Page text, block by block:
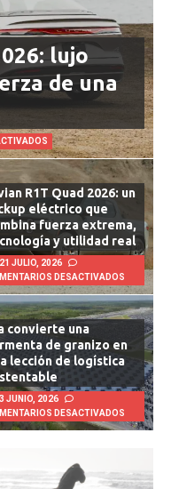
lujo
de una
R1T Quad 2026: un
eléctrico que
fuerza extrema,
y utilidad real
21 JULIO, 2026
DESACTIVADOS
convierte una
de granizo en
lección de logística
3 JUNIO, 2026
DESACTIVADOS